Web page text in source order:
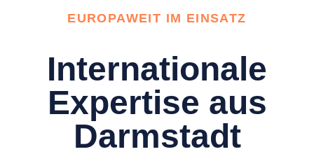
EUROPAWEIT IM EINSATZ
Internationale
Expertise aus
Darmstadt